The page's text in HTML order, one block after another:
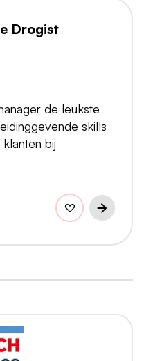
Drogist
de leukste
skills
bij